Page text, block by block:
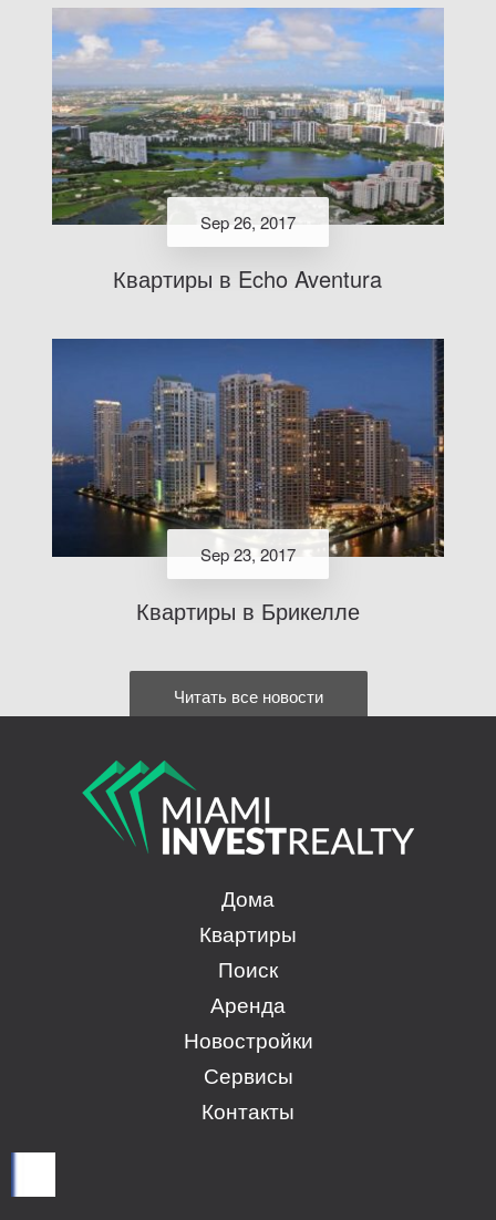
Sep 26, 2017
Квартиры в Echo Aventura
Sep 23, 2017
Квартиры в Брикелле
Читать все новости
Дома
Квартиры
Поиск
Аренда
Новостройки
Сервисы
Контакты